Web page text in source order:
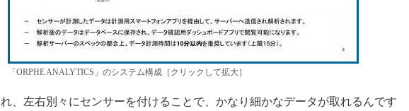
「ORPHE ANALYTICS」のシステム構成［クリックして拡大］
左右別々にセンサーを付けることで、かなり細かなデータが取れるんです